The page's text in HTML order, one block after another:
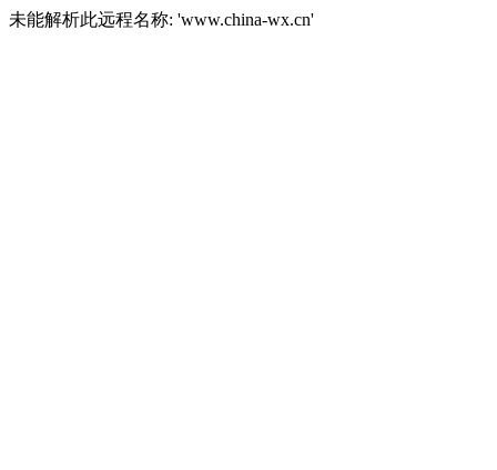
未能解析此远程名称: 'www.china-wx.cn'